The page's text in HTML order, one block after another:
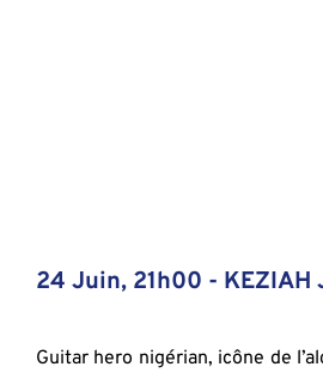
24 Juin, 21h00 - KEZIAH
Guitar hero nigérian, icône de